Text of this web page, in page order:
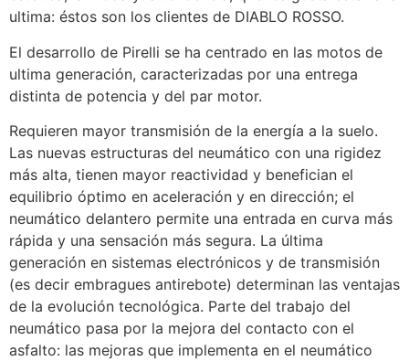
ultima: éstos son los clientes de DIABLO ROSSO.
El desarrollo de Pirelli se ha centrado en las motos de
ultima generación, caracterizadas por una entrega
distinta de potencia y del par motor.
Requieren mayor transmisión de la energía a la suelo.
Las nuevas estructuras del neumático con una rigidez
más alta, tienen mayor reactividad y benefician el
equilibrio óptimo en aceleración y en dirección; el
neumático delantero permite una entrada en curva más
rápida y una sensación más segura. La última
generación en sistemas electrónicos y de transmisión
(es decir embragues antirebote) determinan las ventajas
de la evolución tecnológica. Parte del trabajo del
neumático pasa por la mejora del contacto con el
asfalto: las mejoras que implementa en el neumático